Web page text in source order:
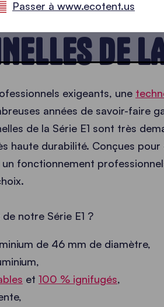
LES
DE
exigeants, une
années de savoir-faire
de la Série E1 sont très
haute durabilité. Conçues
fonctionnement
notre Série E1 ?
de 46 mm de diamètre,
et 100 % ignifugés,
Passer à www.ecotent.us